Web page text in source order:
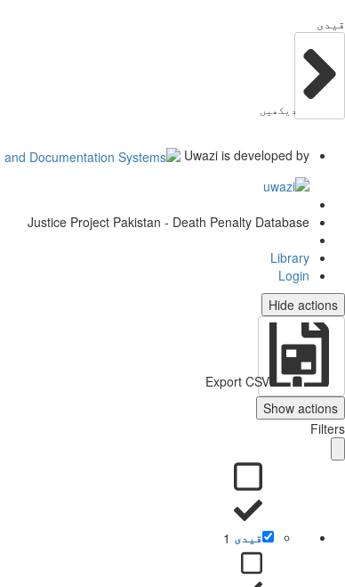
قیدی
دیکھیں
Uwazi is developed by
Justice Project Pakistan - Death Penalty Database
Library
Login
Hide actions
Export CSV
Show actions
Filters
قیدی 1